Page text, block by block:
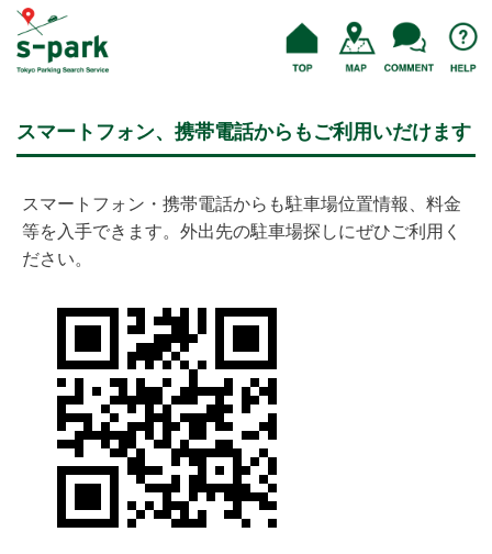
スマートフォン、携帯電話からもご利用いだけます
スマートフォン・携帯電話からも駐車場位置情報、料金
等を入手できます。外出先の駐車場探しにぜひご利用く
ださい。